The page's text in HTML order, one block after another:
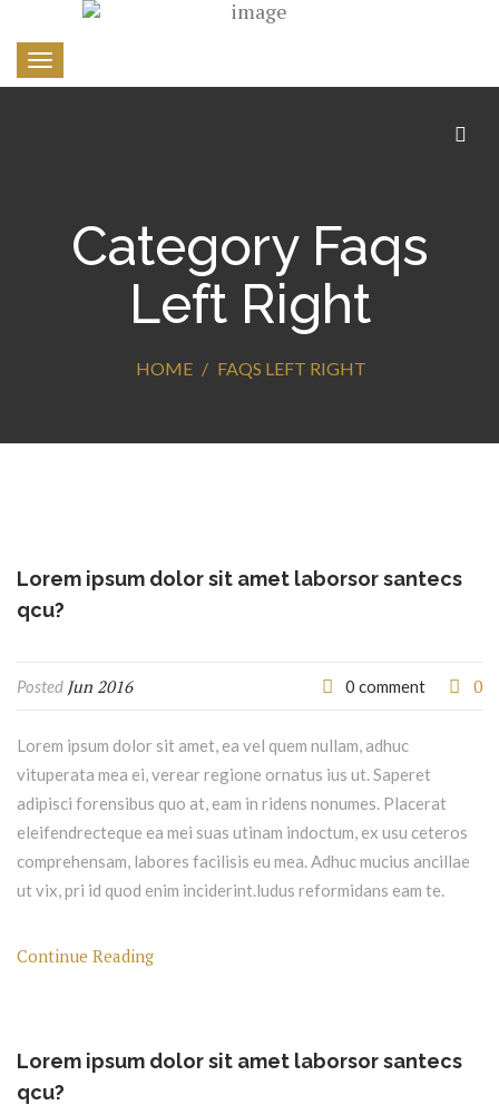
Toggle
navigation
Category Faqs
Left Right
HOME FAQS LEFT RIGHT
Lorem ipsum dolor sit amet laborsor santecs
qcu?
Posted Jun 2016 0 comment 0
Lorem ipsum dolor sit amet, ea vel quem nullam, adhuc
vituperata mea ei, verear regione ornatus ius ut. Saperet
adipisci forensibus quo at, eam in ridens nonumes. Placerat
eleifendrecteque ea mei suas utinam indoctum, ex usu ceteros
comprehensam, labores facilisis eu mea. Adhuc mucius ancillae
ut vix, pri id quod enim inciderint.ludus reformidans eam te.
Continue Reading
Lorem ipsum dolor sit amet laborsor santecs
qcu?